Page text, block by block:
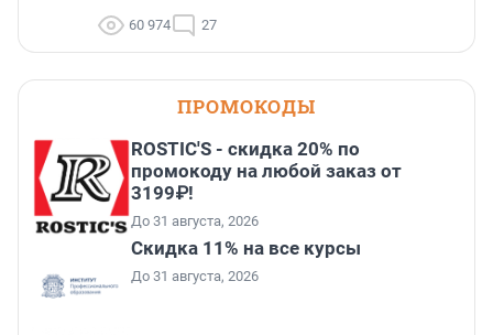
60 974 27
ПРОМОКОДЫ
ROSTIC'S - скидка 20% по
промокоду на любой заказ от
3199₽!
До 31 августа, 2026
Скидка 11% на все курсы
До 31 августа, 2026